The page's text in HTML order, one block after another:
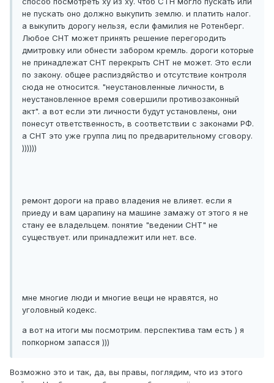
не пускать оно должно выкупить землю. и платить налог.
а выкупить дорогу нельзя, если фамилия не Ротенберг.
Любое СНТ может принять решение перегородить
дмитровку или обнести забором кремль. дороги которые
не принадлежат СНТ перекрыть СНТ не может. Это если
по закону. общее распиздяйство и отсутствие контроля
сюда не относится. "неустановленные личности, в
неустановленное время совершили противозаконный
акт". а вот если эти личности будут установлены, они
понесут ответственность, в соответствии с законами РФ.
а СНТ это уже группа лиц по предварительному сговору.
))))))
ремонт дороги на право владения не влияет. если я
приеду и вам царапину на машине замажу от этого я не
стану ее владельцем. понятие "ведении СНТ" не
существует. или принадлежит или нет. все.
мне многие люди и многие вещи не нравятся, но
уголовный кодекс.
а вот на итоги мы посмотрим. перспектива там есть ) я
попкорном запасся )))
Возможно это и так, да, вы правы, поглядим, что из этого